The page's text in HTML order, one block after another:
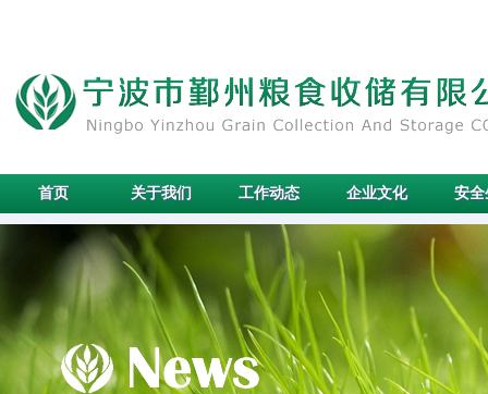
首页 关于我们 工作动态 企业文化 安全